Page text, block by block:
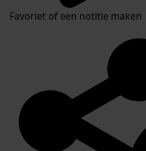
Favoriet of een notitie maken